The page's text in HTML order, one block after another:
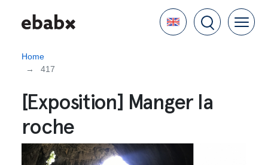
Language
Home
417
[Exposition] Manger la
roche